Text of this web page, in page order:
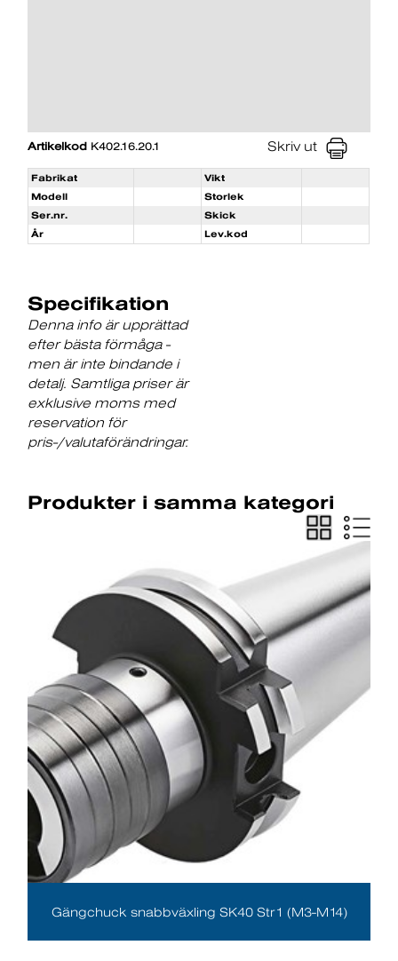
Artikelkod K402.16.20.1 Skriv ut
Fabrikat
Vikt
Modell
Storlek
Ser.nr.
Skick
År
Lev.kod
Specifikation
Denna info är upprättad
efter bästa förmåga -
men är inte bindande i
detalj. Samtliga priser är
exklusive moms med
reservation för
pris-/valutaförändringar.
Produkter i samma kategori
Gängchuck snabbväxling SK40 Str1 (M3-M14)